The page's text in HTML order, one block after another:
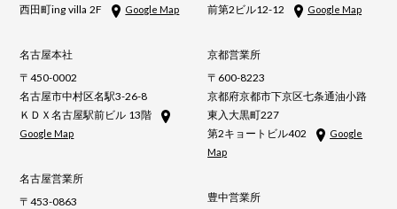
西田町ing villa 2F
Google Map
名古屋本社
〒450-0002
名古屋市中村区名駅3-26-8
ＫＤＸ名古屋駅前ビル 13階
Google Map
名古屋営業所
〒453-0863
前第2ビル12-12
Google Map
京都営業所
〒600-8223
京都府京都市下京区七条通油小路
東入大黒町227
第2キョートビル402
Google
Map
豊中営業所